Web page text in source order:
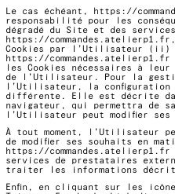
Le cas échéant,
https://
responsabilité pour les
dégradé du Site et des
https://commandes.atelierp1.fr
Cookies par l’Utilisateur (ii)
https://commandes.atelierp1.fr
les Cookies nécessaires à
de l’Utilisateur. Pour la
l’Utilisateur, la configuration
différente. Elle est décrite
navigateur, qui permettra de
l’Utilisateur peut modifier ses
À tout moment, l’Utilisateur
de modifier ses souhaits en
https://commandes.atelierp1.fr
services de prestataires
traiter les informations
Enfin, en cliquant sur les